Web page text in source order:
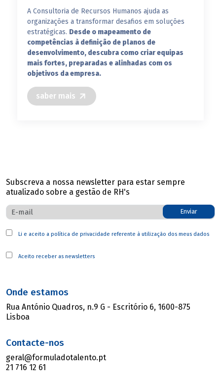
A Consultoria de Recursos Humanos ajuda as
organizações a transformar desafios em soluções
estratégicas. Desde o mapeamento de
competências à definição de planos de
desenvolvimento, descubra como criar equipas
mais fortes, preparadas e alinhadas com os
objetivos da empresa.
saber mais
Subscreva a nossa newsletter para estar sempre
atualizado sobre a gestão de RH's
Enviar
Li e aceito a política de privacidade referente à utilização dos meus dados
Aceito receber as newsletters
Onde estamos
Rua António Quadros, n.9 G - Escritório 6, 1600-875
Lisboa
Contacte-nos
geral@formuladotalento.pt
21 716 12 61